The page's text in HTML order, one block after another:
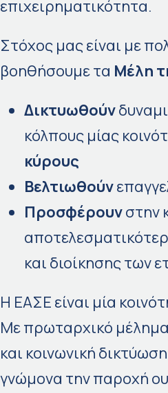
επιχειρηματικότητα.
Στόχος μας είναι με
βοηθήσουμε τα Μέλη
Δικτυωθούν
κόλπους μίας
κύρους
Βελτιωθούν
Προσφέρουνστην
και διοίκησης των
Η ΕΑΣΕ είναι μία
Με πρωταρχικό
και κοινωνική
γνώμονα την παροχή